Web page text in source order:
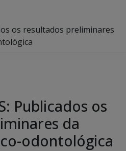
os resultados preliminares
Publicados os
da
odontológica